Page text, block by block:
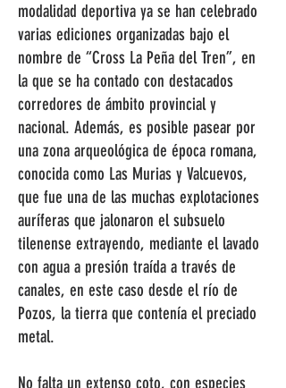
modalidad deportiva ya se han celebrado
varias ediciones organizadas bajo el
nombre de “Cross La Peña del Tren”, en
la que se ha contado con destacados
corredores de ámbito provincial y
nacional. Además, es posible pasear por
una zona arqueológica de época romana,
conocida como Las Murias y Valcuevos,
que fue una de las muchas explotaciones
auríferas que jalonaron el subsuelo
tilenense extrayendo, mediante el lavado
con agua a presión traída a través de
canales, en este caso desde el río de
Pozos, la tierra que contenía el preciado
metal.
No falta un extenso coto, con especies